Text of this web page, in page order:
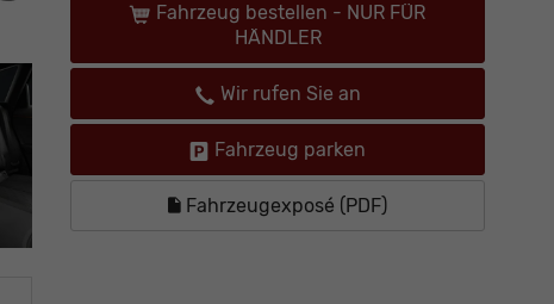
Fahrzeug bestellen - NUR FÜR
HÄNDLER
Wir rufen Sie an
Fahrzeug parken
Fahrzeugexposé (PDF)